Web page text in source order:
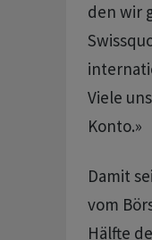
den wir
Viele
Konto.»
Damit
vom
Hälfte